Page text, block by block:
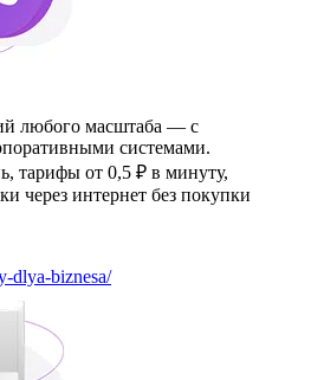
любого масштаба — с
системами.
тарифы от 0,5 ₽ в минуту,
через интернет без покупки
dlya-biznesa/